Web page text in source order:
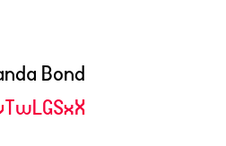
Bond